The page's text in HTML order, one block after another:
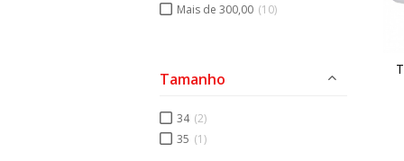
Mais de 300,00 (10)
Tamanho
34 (2)
35 (1)